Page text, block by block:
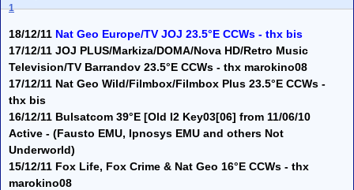
1
18/12/11 Nat Geo Europe/TV JOJ 23.5°E CCWs - thx bis
17/12/11 JOJ PLUS/Markiza/DOMA/Nova HD/Retro Music
Television/TV Barrandov 23.5°E CCWs - thx marokino08
17/12/11 Nat Geo Wild/Filmbox/Filmbox Plus 23.5°E CCWs -
thx bis
16/12/11 Bulsatcom 39°E [Old I2 Key03[06] from 11/06/10
Active - (Fausto EMU, Ipnosys EMU and others Not
Underworld)
15/12/11 Fox Life, Fox Crime & Nat Geo 16°E CCWs - thx
marokino08